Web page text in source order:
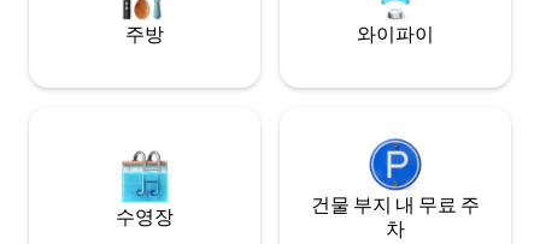
주방 와이파이
수영장
건물 부지 내 무료 주
차